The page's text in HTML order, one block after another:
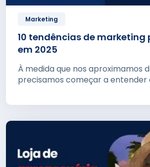
Marketing
10 tendências de
em 2025
À medida que nos aproximamos
precisamos começar a entender